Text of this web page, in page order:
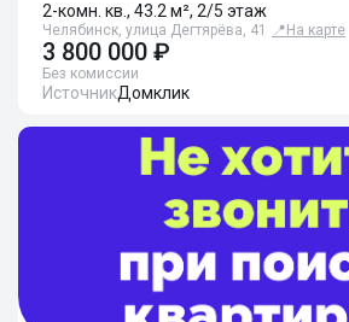
2-комн. кв., 43.2 м², 2/5 этаж
Челябинск, улица Дегтярёва, 41 📍 На карте
3 800 000 ₽
Без комиссии
ИсточникДомклик